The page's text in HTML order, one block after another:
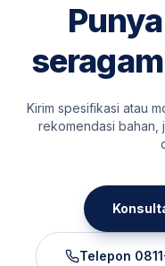
Kirim spesifikasi atau
rekomendasi bahan,
Telepon